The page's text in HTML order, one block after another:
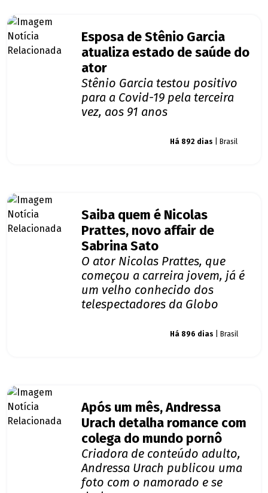
Esposa de Stênio Garcia
atualiza estado de saúde do
ator
Stênio Garcia testou positivo
para a Covid-19 pela terceira
vez, aos 91 anos
Há 892 dias | Brasil
Saiba quem é Nicolas
Prattes, novo affair de
Sabrina Sato
O ator Nicolas Prattes, que
começou a carreira jovem, já é
um velho conhecido dos
telespectadores da Globo
Há 896 dias | Brasil
Após um mês, Andressa
Urach detalha romance com
colega do mundo pornô
Criadora de conteúdo adulto,
Andressa Urach publicou uma
foto com o namorado e se